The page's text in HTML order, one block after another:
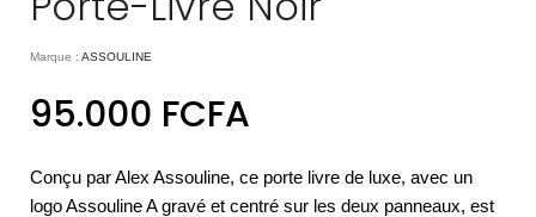
Marque : ASSOULINE
95.000 FCFA
Conçu par Alex Assouline, ce porte livre de luxe, avec un
logo Assouline A gravé et centré sur les deux panneaux, est